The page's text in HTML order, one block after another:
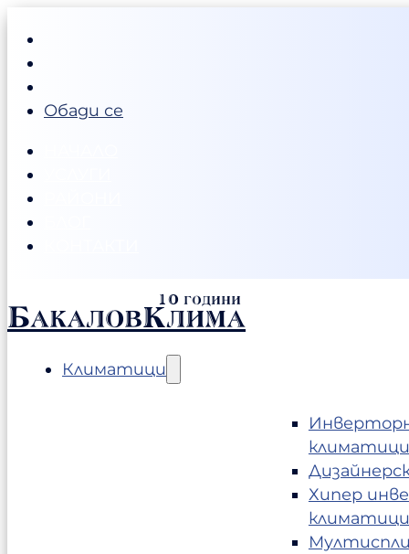
Обади се
БакаловКлима
Климатици
климатици
Хипер
климатици